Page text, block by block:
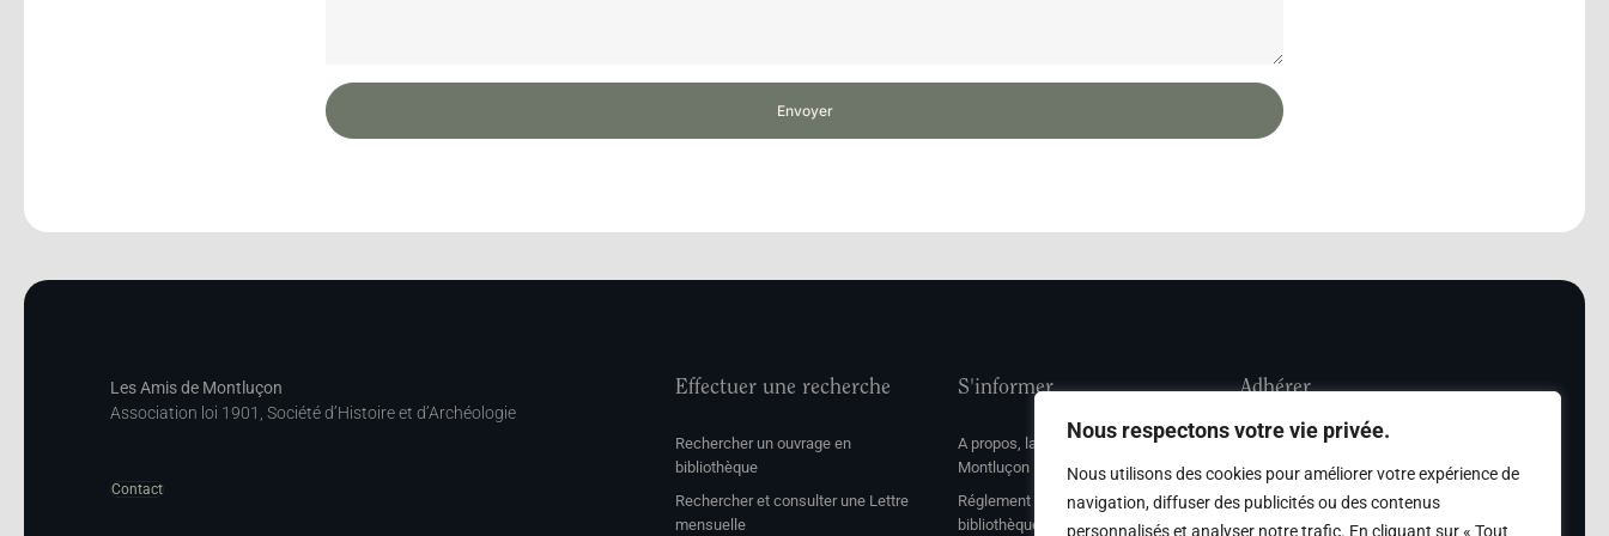
Nous respectons votre vie privée.
Nous utilisons des cookies pour améliorer votre expérience de
navigation, diffuser des publicités ou des contenus
personnalisés et analyser notre trafic. En cliquant sur « Tout
Envoyer
Les Amis de Montluçon
Association loi 1901, Société d’Histoire et d’Archéologie
Contact
Effectuer une recherche
Rechercher un ouvrage en
bibliothèque
Rechercher et consulter une Lettre
mensuelle
S'informer
A propos, la société Les Amis de
Montluçon
Réglement de consultation de la
bibliothèque et des archives des Amis
Adhérer
Adhésion